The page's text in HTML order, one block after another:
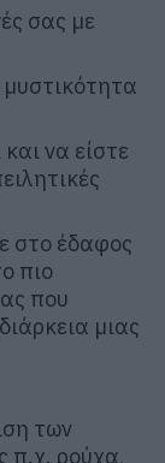
σας µε
να είστε
στο έδαφος
πιο
που
µιας
των
π.χ. ρούχα,